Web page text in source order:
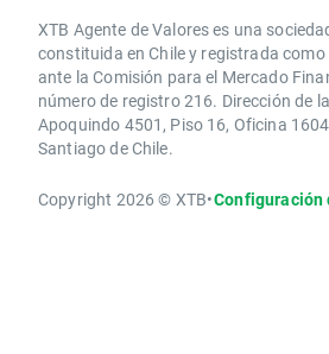
XTB Agente de Valores es una
constituida en Chile y registrada como
ante la Comisión para el Mercado
número de registro 216. Dirección de
Apoquindo 4501, Piso 16, Oficina
Santiago de Chile.
Copyright 2026 © XTB•Configuración